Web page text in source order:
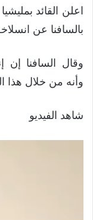
اعلن القائد
بالسافنا عن
وقال السافنا إن
وأنه من خلال هذا
شاهد الفيديو